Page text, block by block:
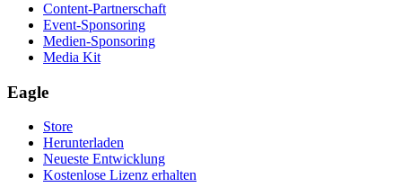
Content-Partnerschaft
Event-Sponsoring
Medien-Sponsoring
Media Kit
Eagle
Store
Herunterladen
Neueste Entwicklung
Kostenlose Lizenz erhalten